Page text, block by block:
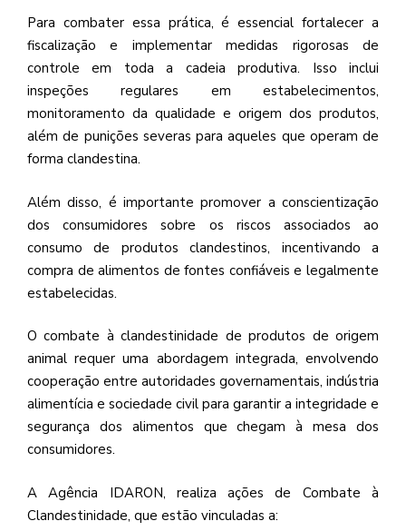
Para combater essa prática, é essencial fortalecer a
fiscalização e implementar medidas rigorosas de
controle em toda a cadeia produtiva. Isso inclui
inspeções regulares em estabelecimentos,
monitoramento da qualidade e origem dos produtos,
além de punições severas para aqueles que operam de
forma clandestina.
Além disso, é importante promover a conscientização
dos consumidores sobre os riscos associados ao
consumo de produtos clandestinos, incentivando a
compra de alimentos de fontes confiáveis e legalmente
estabelecidas.
O combate à clandestinidade de produtos de origem
animal requer uma abordagem integrada, envolvendo
cooperação entre autoridades governamentais, indústria
alimentícia e sociedade civil para garantir a integridade e
segurança dos alimentos que chegam à mesa dos
consumidores.
A Agência IDARON, realiza ações de Combate à
Clandestinidade, que estão vinculadas a: